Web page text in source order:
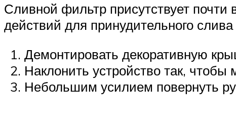
Сливной фильтр присутствует
действий для принудительного
Демонтировать декоративную
Наклонить устройство так,
Небольшим усилием повернуть